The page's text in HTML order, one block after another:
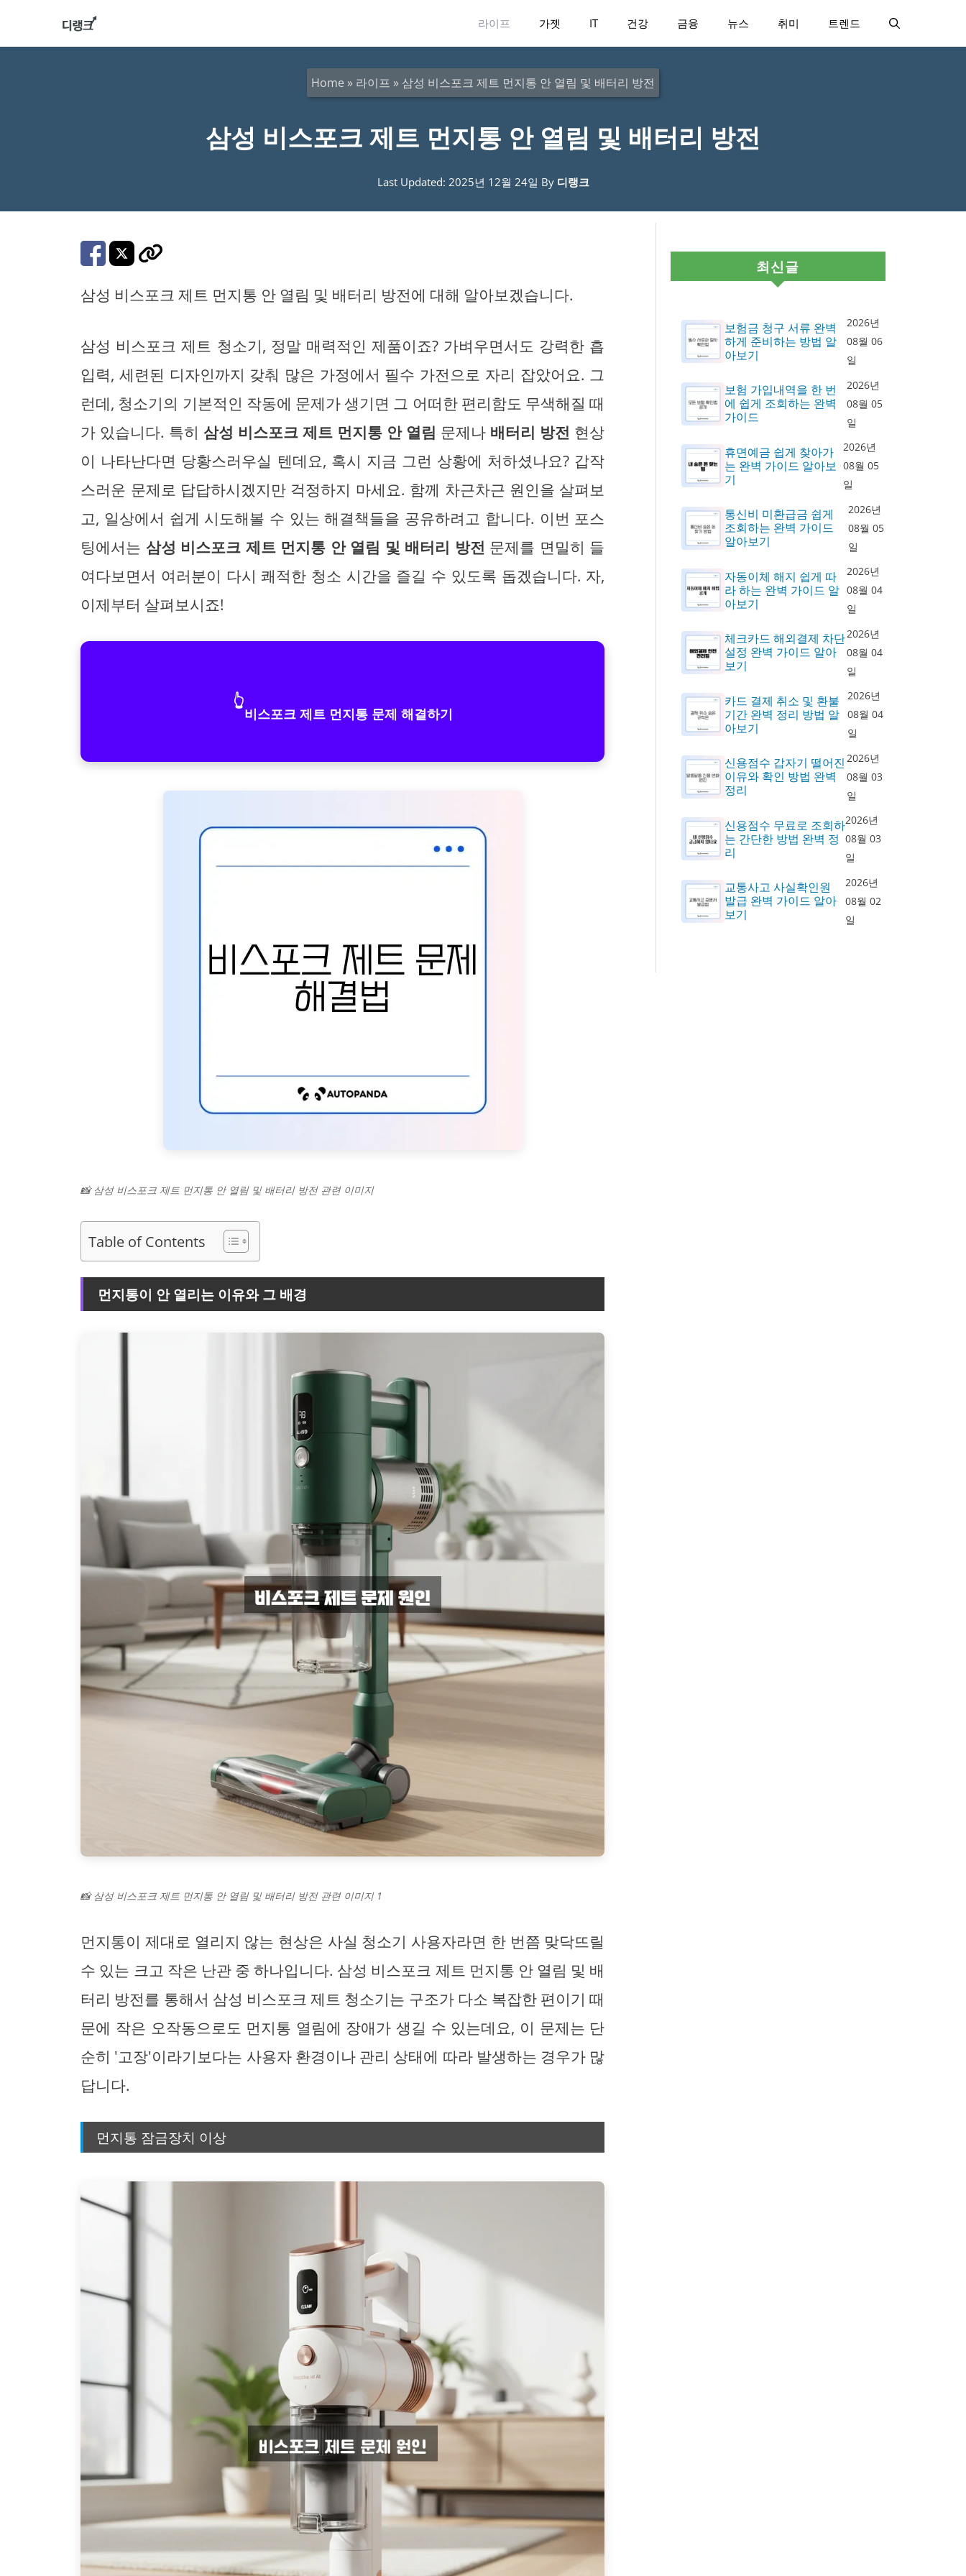
라이프 가젯 IT 건강 금융 뉴스 취미 트렌드
Home » 라이프 » 삼성 비스포크 제트 먼지통 안 열림 및 배터리 방전
삼성 비스포크 제트 먼지통 안 열림 및 배터리 방전
Last Updated: 2025년 12월 24일 By 디랭크
삼성 비스포크 제트 먼지통 안 열림 및 배터리 방전에 대해 알아보겠습니다.
삼성 비스포크 제트 청소기, 정말 매력적인 제품이죠? 가벼우면서도 강력한 흡
입력, 세련된 디자인까지 갖춰 많은 가정에서 필수 가전으로 자리 잡았어요. 그
런데, 청소기의 기본적인 작동에 문제가 생기면 그 어떠한 편리함도 무색해질 때
가 있습니다. 특히삼성 비스포크 제트 먼지통 안 열림 문제나 배터리 방전 현상
이 나타난다면 당황스러우실 텐데요, 혹시 지금 그런 상황에 처하셨나요? 갑작
스러운 문제로 답답하시겠지만 걱정하지 마세요. 함께 차근차근 원인을 살펴보
고, 일상에서 쉽게 시도해볼 수 있는 해결책들을 공유하려고 합니다. 이번 포스
팅에서는 삼성 비스포크 제트 먼지통 안 열림 및 배터리 방전 문제를 면밀히 들
여다보면서 여러분이 다시 쾌적한 청소 시간을 즐길 수 있도록 돕겠습니다. 자,
이제부터 살펴보시죠!
👆
비스포크 제트 먼지통 문제 해결하기
📸 삼성 비스포크 제트 먼지통 안 열림 및 배터리 방전 관련 이미지
Table of Contents
먼지통이 안 열리는 이유와 그 배경
📸 삼성 비스포크 제트 먼지통 안 열림 및 배터리 방전 관련 이미지 1
먼지통이 제대로 열리지 않는 현상은 사실 청소기 사용자라면 한 번쯤 맞닥뜨릴
수 있는 크고 작은 난관 중 하나입니다. 삼성 비스포크 제트 먼지통 안 열림 및 배
터리 방전를 통해서 삼성 비스포크 제트 청소기는 구조가 다소 복잡한 편이기 때
문에 작은 오작동으로도 먼지통 열림에 장애가 생길 수 있는데요, 이 문제는 단
순히 '고장'이라기보다는 사용자 환경이나 관리 상태에 따라 발생하는 경우가 많
답니다.
먼지통 잠금장치 이상
최신글
보험금 청구 서류 완벽
하게 준비하는 방법 알
아보기
2026년
08월 06
일
보험 가입내역을 한 번
에 쉽게 조회하는 완벽
가이드
2026년
08월 05
일
휴면예금 쉽게 찾아가
는 완벽 가이드 알아보
기
2026년
08월 05
일
통신비 미환급금 쉽게
조회하는 완벽 가이드
알아보기
2026년
08월 05
일
자동이체 해지 쉽게 따
라 하는 완벽 가이드 알
아보기
2026년
08월 04
일
체크카드 해외결제 차단
설정 완벽 가이드 알아
보기
2026년
08월 04
일
카드 결제 취소 및 환불
기간 완벽 정리 방법 알
아보기
2026년
08월 04
일
신용점수 갑자기 떨어진
이유와 확인 방법 완벽
정리
2026년
08월 03
일
신용점수 무료로 조회하
는 간단한 방법 완벽 정
리
2026년
08월 03
일
교통사고 사실확인원
발급 완벽 가이드 알아
보기
2026년
08월 02
일